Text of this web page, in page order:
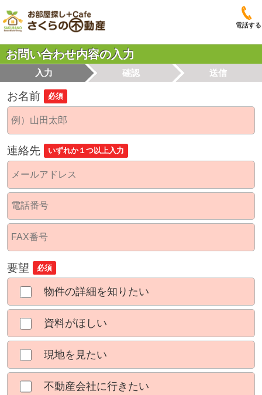
電話する
お問い合わせ内容の入力
入力 確認 送信
お名前 必須
連絡先 いずれか１つ以上入力
要望 必須
物件の詳細を知りたい
資料がほしい
現地を見たい
不動産会社に行きたい